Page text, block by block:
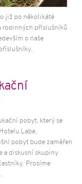
již po několikáté
rodinných příslušníků
o naše
pobyt, který se
Labe,
pobyt bude zaměřen
a diskusní skupiny
Prosíme